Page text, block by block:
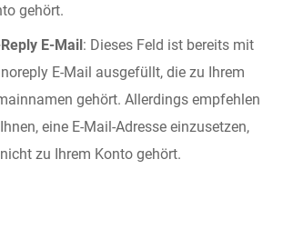
gehört.
E-Mail: Dieses Feld ist bereits mit
E-Mail ausgefüllt, die zu Ihrem
gehört. Allerdings empfehlen
eine E-Mail-Adresse einzusetzen,
zu Ihrem Konto gehört.